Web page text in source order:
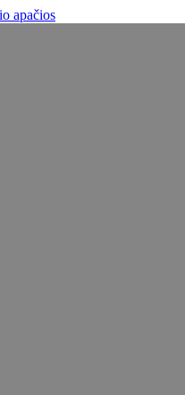
apačios